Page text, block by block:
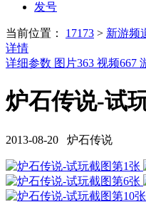
发号
当前位置： 17173 > 新游频
详情
详细参数 图片363 视频667
炉石传说-试
2013-08-20 炉石传说